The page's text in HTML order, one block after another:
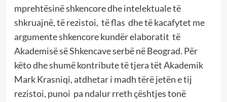
mprehtësinë shkencore dhe intelektuale të
shkruajnë, të rezistoi, të flas dhe të kacafytet me
argumente shkencore kundër elaboratit të
Akademisë së Shkencave serbë në Beograd. Për
këto dhe shumë kontribute të tjera tët Akademik
Mark Krasniqi, atdhetar i madh tërë jetën e tij
rezistoi, punoi pa ndalur rreth çështjes tonë